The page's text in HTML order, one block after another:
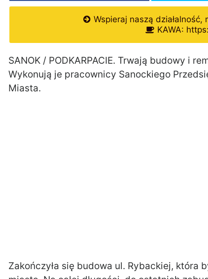
Wspieraj naszą
KAWA:
SANOK / PODKARPACIE. Trwają budowy i
Wykonują je pracownicy Sanockiego
Miasta.
Zakończyła się budowa ul. Rybackiej, która